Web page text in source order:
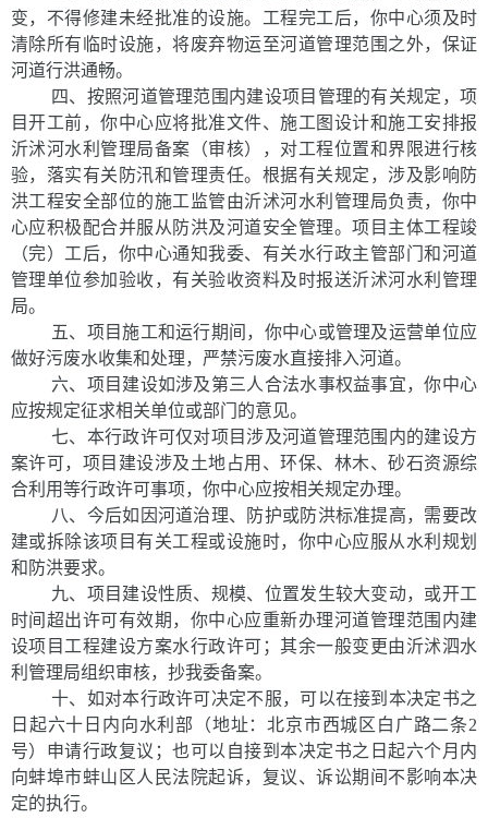
变，不得修建未经批准的设施。工程完工后，你中心须及时
清除所有临时设施，将废弃物运至河道管理范围之外，保证
河道行洪通畅。
四、按照河道管理范围内建设项目管理的有关规定，项
目开工前，你中心应将批准文件、施工图设计和施工安排报
沂沭河水利管理局备案（审核），对工程位置和界限进行核
验，落实有关防汛和管理责任。根据有关规定，涉及影响防
洪工程安全部位的施工监管由沂沭河水利管理局负责，你中
心应积极配合并服从防洪及河道安全管理。项目主体工程竣
（完）工后，你中心通知我委、有关水行政主管部门和河道
管理单位参加验收，有关验收资料及时报送沂沭河水利管理
局。
五、项目施工和运行期间，你中心或管理及运营单位应
做好污废水收集和处理，严禁污废水直接排入河道。
六、项目建设如涉及第三人合法水事权益事宜，你中心
应按规定征求相关单位或部门的意见。
七、本行政许可仅对项目涉及河道管理范围内的建设方
案许可，项目建设涉及土地占用、环保、林木、砂石资源综
合利用等行政许可事项，你中心应按相关规定办理。
八、今后如因河道治理、防护或防洪标准提高，需要改
建或拆除该项目有关工程或设施时，你中心应服从水利规划
和防洪要求。
九、项目建设性质、规模、位置发生较大变动，或开工
时间超出许可有效期，你中心应重新办理河道管理范围内建
设项目工程建设方案水行政许可；其余一般变更由沂沭泗水
利管理局组织审核，抄我委备案。
十、如对本行政许可决定不服，可以在接到本决定书之
日起六十日内向水利部（地址：北京市西城区白广路二条2
号）申请行政复议；也可以自接到本决定书之日起六个月内
向蚌埠市蚌山区人民法院起诉，复议、诉讼期间不影响本决
定的执行。